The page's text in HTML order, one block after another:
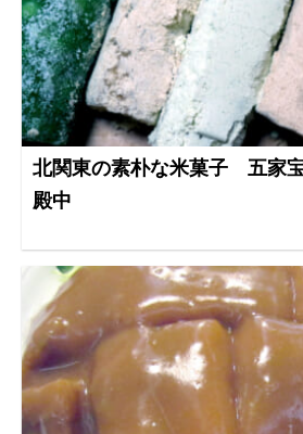
北関東の素朴な米菓子 五家
殿中